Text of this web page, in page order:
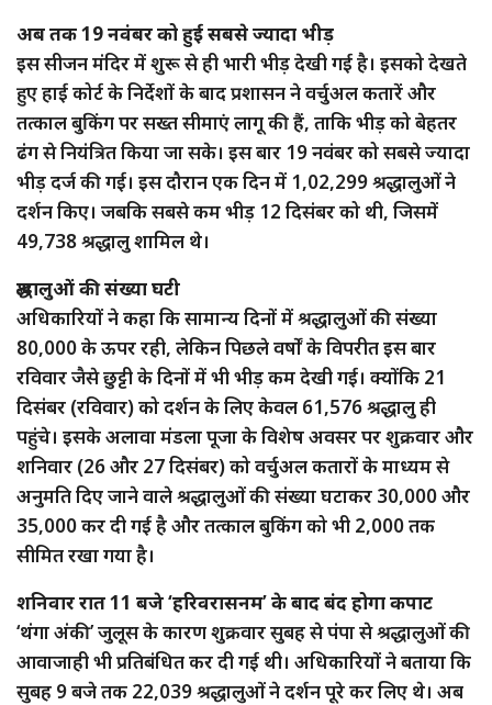
अब तक 19 नवंबर को हुई सबसे ज्यादा भीड़
इस सीजन मंदिर में शुरू से ही भारी भीड़ देखी गई है। इसको देखते
हुए हाई कोर्ट के निर्देशों के बाद प्रशासन ने वर्चुअल कतारें और
तत्काल बुकिंग पर सख्त सीमाएं लागू की हैं, ताकि भीड़ को बेहतर
ढंग से नियंत्रित किया जा सके। इस बार 19 नवंबर को सबसे ज्यादा
भीड़ दर्ज की गई। इस दौरान एक दिन में 1,02,299 श्रद्धालुओं ने
दर्शन किए। जबकि सबसे कम भीड़ 12 दिसंबर को थी, जिसमें
49,738 श्रद्धालु शामिल थे।
श्रद्धालुओं की संख्या घटी
अधिकारियों ने कहा कि सामान्य दिनों में श्रद्धालुओं की संख्या
80,000 के ऊपर रही, लेकिन पिछले वर्षों के विपरीत इस बार
रविवार जैसे छुट्टी के दिनों में भी भीड़ कम देखी गई। क्योंकि 21
दिसंबर (रविवार) को दर्शन के लिए केवल 61,576 श्रद्धालु ही
पहुंचे। इसके अलावा मंडला पूजा के विशेष अवसर पर शुक्रवार और
शनिवार (26 और 27 दिसंबर) को वर्चुअल कतारों के माध्यम से
अनुमति दिए जाने वाले श्रद्धालुओं की संख्या घटाकर 30,000 और
35,000 कर दी गई है और तत्काल बुकिंग को भी 2,000 तक
सीमित रखा गया है।
शनिवार रात 11 बजे ‘हरिवरासनम’ के बाद बंद होगा कपाट
‘थंगा अंकी’ जुलूस के कारण शुक्रवार सुबह से पंपा से श्रद्धालुओं की
आवाजाही भी प्रतिबंधित कर दी गई थी। अधिकारियों ने बताया कि
सुबह 9 बजे तक 22,039 श्रद्धालुओं ने दर्शन पूरे कर लिए थे। अब